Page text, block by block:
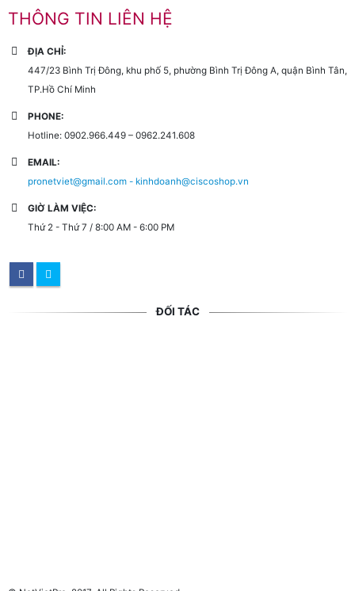
THÔNG TIN LIÊN HỆ
ĐỊA CHỈ:
447/23 Bình Trị Đông, khu phố 5, phường Bình Trị Đông A, quận Bình Tân,
TP.Hồ Chí Minh
PHONE:
Hotline: 0902.966.449 – 0962.241.608
EMAIL:
pronetviet@gmail.com - kinhdoanh@ciscoshop.vn
GIỜ LÀM VIỆC:
Thứ 2 - Thứ 7 / 8:00 AM - 6:00 PM
ĐỐI TÁC